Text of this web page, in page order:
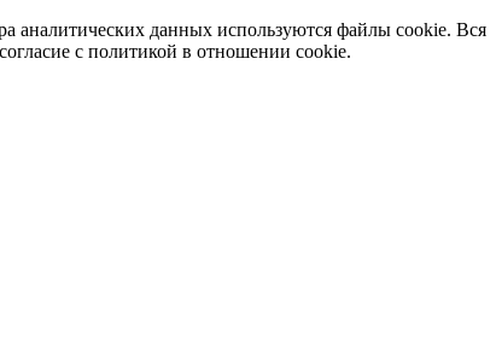
аналитических данных используются файлы cookie. Вся
с политикой в отношении cookie.